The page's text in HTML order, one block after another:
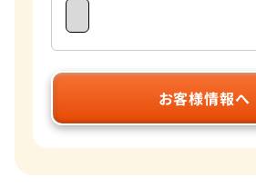
お客様情報へ